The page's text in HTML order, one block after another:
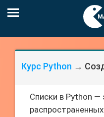
Курс Python →
Списки в Python —